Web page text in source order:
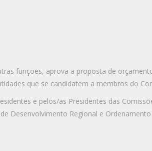
funções, aprova a proposta de
que se candidatem a membros do
e pelos/as Presidentes das
Desenvolvimento Regional e